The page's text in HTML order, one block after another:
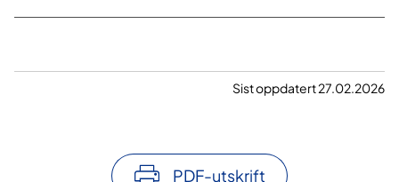
Sist oppdatert 27.02.2026
PDF-utskrift